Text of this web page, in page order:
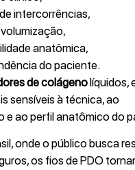
intercorrências,
anatômica,
do paciente.
de colágenolíquidos,
sensíveis à técnica, ao
e ao perfil anatômico do
onde o público busca
os fios de PDO